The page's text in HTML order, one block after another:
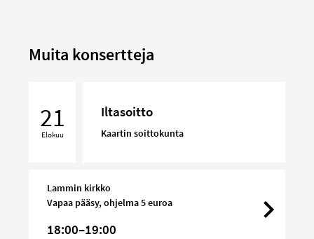
Muita konsertteja
21
Elokuu
Iltasoitto
Kaartin soittokunta
Lammin kirkko
Vapaa pääsy, ohjelma 5 euroa
18:00–19:00